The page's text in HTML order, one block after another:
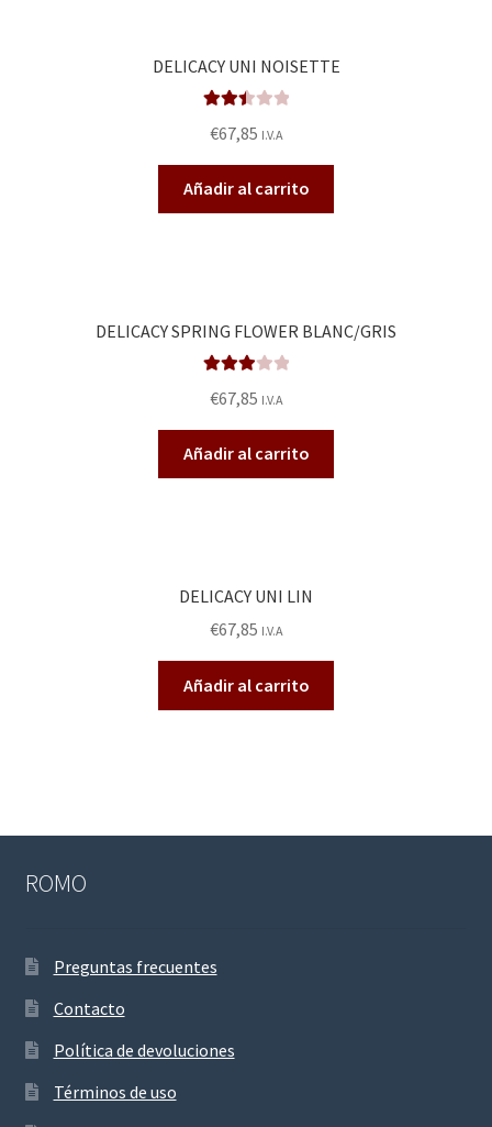
DELICACY UNI NOISETTE
do en
2.47
de 5
€67,85 I.V.A
Añadir al carrito
DELICACY SPRING FLOWER BLANC/GRIS
o en
3.00de
5
€67,85 I.V.A
Añadir al carrito
DELICACY UNI LIN
€67,85 I.V.A
Añadir al carrito
ROMO
Preguntas frecuentes
Contacto
Política de devoluciones
Términos de uso